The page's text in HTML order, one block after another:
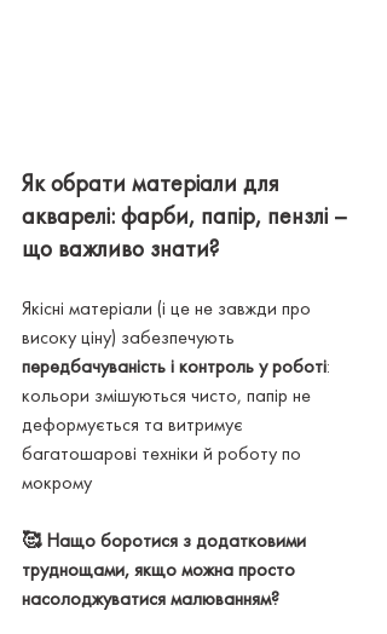
Як обрати матеріали для
акварелі: фарби, папір, пензлі –
що важливо знати?
Якісні матеріали (і це не завжди про
високу ціну) забезпечують
передбачуваність і контроль у роботі:
кольори змішуються чисто, папір не
деформується та витримує
багатошарові техніки й роботу по
мокрому
🥰 Нащо боротися з додатковими
труднощами, якщо можна просто
насолоджуватися малюванням?